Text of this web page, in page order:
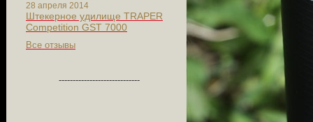
28 апреля 2014
Штекерное удилище TRAPER
Competition GST 7000
Все отзывы
-----------------------------